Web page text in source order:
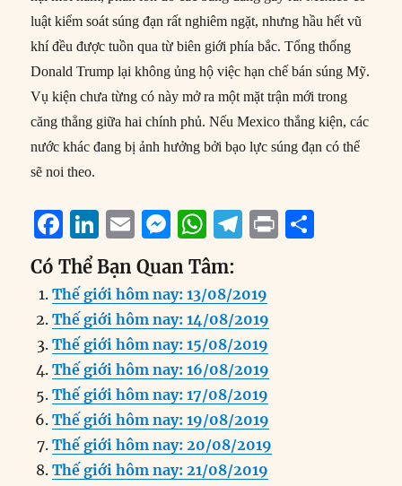
luật kiểm soát súng đạn rất nghiêm ngặt, nhưng hầu hết vũ
khí đều được tuồn qua từ biên giới phía bắc. Tổng thống
Donald Trump lại không ủng hộ việc hạn chế bán súng Mỹ.
Vụ kiện chưa từng có này mở ra một mặt trận mới trong
căng thẳng giữa hai chính phủ. Nếu Mexico thắng kiện, các
nước khác đang bị ảnh hưởng bởi bạo lực súng đạn có thể
sẽ noi theo.
F
a
c
e
b
o
o
k
Li
n
k
e
d
I
n
E
m
ai
l
M
ss
e
n
g
er
W
h
at
s
A
p
p
T
e
g
r
a
m
P
Có Thể Bạn Quan Tâm:
Thế giới hôm nay: 13/08/2019
Thế giới hôm nay: 14/08/2019
Thế giới hôm nay: 15/08/2019
Thế giới hôm nay: 16/08/2019
Thế giới hôm nay: 17/08/2019
Thế giới hôm nay: 19/08/2019
Thế giới hôm nay: 20/08/2019
Thế giới hôm nay: 21/08/2019